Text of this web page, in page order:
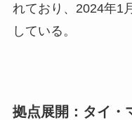
れており、2024年1
している。
拠点展開：タイ・